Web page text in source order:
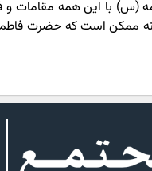
ممکن است که حضرت